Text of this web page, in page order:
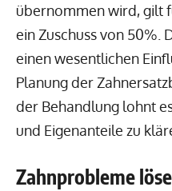
übernommen wird, gilt
ein Zuschuss von 50%.
einen wesentlichen
Planung der
der Behandlung lohnt
und Eigenanteile zu
Zahnprobleme